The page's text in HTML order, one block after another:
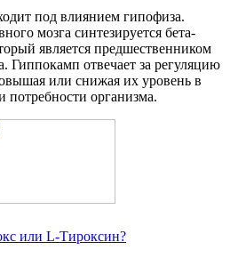
под влиянием гипофиза.
мозга синтезируется бета-
является предшественником
Гиппокамп отвечает за регуляцию
или снижая их уровень в
потребности организма.
или L-Тироксин?